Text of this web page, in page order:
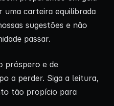
uma carteira equilibrada
sugestões e não
passar.
próspero e de
a perder. Siga a leitura,
tão propício para